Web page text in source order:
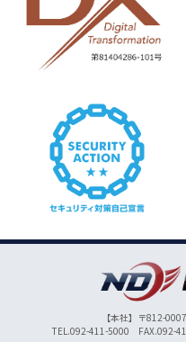
【本社】〒812-
TEL.092-411-5000 FAX.092-